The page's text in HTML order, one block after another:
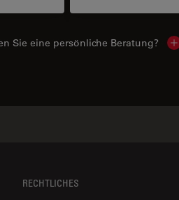
Sie eine persönliche Beratung?
RECHTLICHES